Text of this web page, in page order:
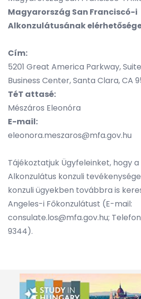
Magyarország San Franciscó-i
Alkonzulátusának
Cím:
5201 Great America Parkway,
Business Center, Santa Clara, CA
TéT attasé:
Mészáros Eleonóra
E-mail:
eleonora.meszaros@mfa.gov.hu
Tájékoztatjuk Ügyfeleinket, hogy
Alkonzulátus konzuli
konzuli ügyekben továbbra is
Angeles-i Főkonzulátust (E-mail:
consulate.los@mfa.gov.hu;
9344).